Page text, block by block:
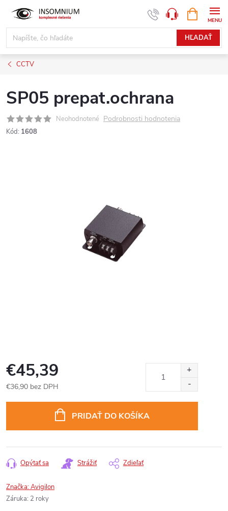
obsah
HĽADAŤ
KOŠÍK
CCTV
SP05 prepat.ochrana
Neohodnotené Podrobnosti hodnotenia
Kód: 1608
€45,39
€36,90 bez DPH
PRIDAŤ DO KOŠÍKA
Opýtať sa Strážiť Zdieľať
Značka:Avigilon
Záruka: 2 roky
www.insomnium.sk - Chat